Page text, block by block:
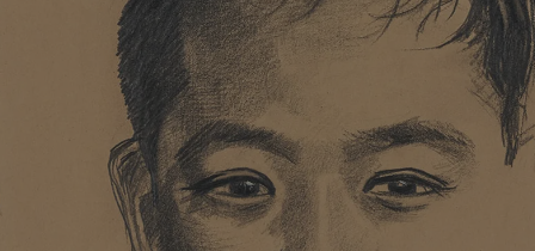
CERTAMEN DE DIBUJO
FUNDACIÓN
TIENDA
NOTICIAS